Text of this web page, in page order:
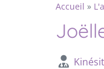
Accueil »